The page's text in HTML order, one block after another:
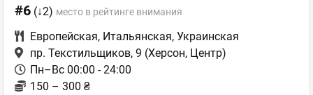
#6 (↓2) место в рейтинге внимания
Европейская, Итальянская, Украинская
пр. Текстильщиков, 9 (Херсон, Центр)
Пн–Вс 00:00 - 24:00
150 – 300 ₴